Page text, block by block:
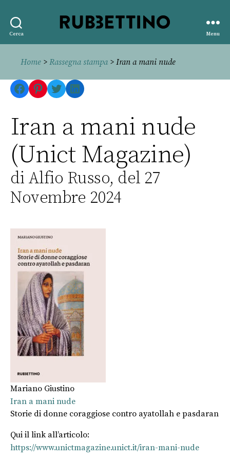
Cerca
editore
Menu
Home > Rassegna stampa> Iran a mani nude
Facebook
Pinterest
TwitterLinkedIn
Iran a mani nude
(Unict Magazine)
di Alfio Russo, del 27
Novembre 2024
Mariano Giustino
Iran a mani nude
Storie di donne coraggiose contro ayatollah e pasdaran
Qui il link all’articolo:
https://www.unictmagazine.unict.it/iran-mani-nude